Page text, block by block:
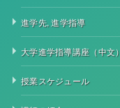
進学先, 進学指導
大学進学指導講座（中文）
授業スケジュール